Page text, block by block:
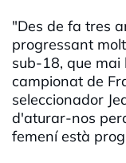
"Des de fa tres
progressant
sub-18, que
campionat de
seleccionador
d'aturar-nos
femení està